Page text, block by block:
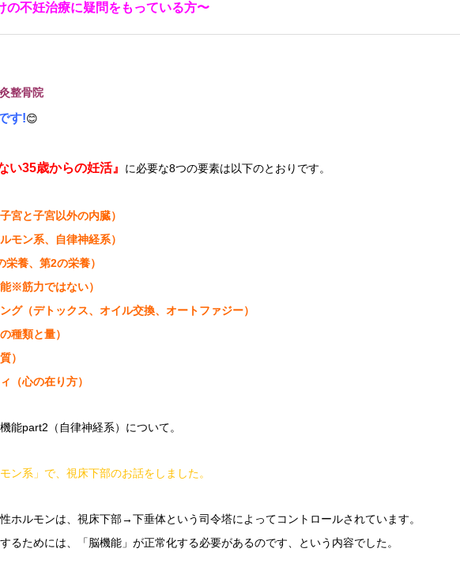
の不妊治療に疑問をもっている方〜
整骨院
す!😊
い35歳からの妊活』 に必要な8つの要素は以下のとおりです。
宮と子宮以外の内臓）
モン系、自律神経系）
養、第2の栄養）
※筋力ではない）
グ（デトックス、オイル交換、オートファジー）
種類と量）
）
（心の在り方）
能part2（自律神経系）について。
ン系」で、視床下部のお話をしました。
ホルモンは、視床下部→下垂体という司令塔によってコントロールされています。
るためには、「脳機能」が正常化する必要があるのです、という内容でした。